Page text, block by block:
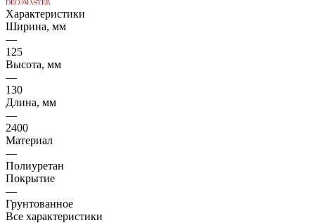
Характеристики
Ширина, мм
—
125
Высота, мм
—
130
Длина, мм
—
2400
Материал
—
Полиуретан
Покрытие
—
Грунтованное
Все характеристики